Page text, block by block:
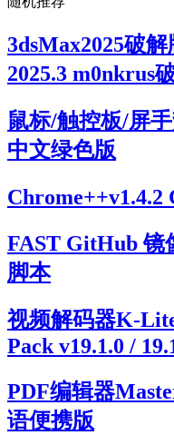
3dsMax2025破
2025.3 m0nkrus
鼠标/触控板/屏
中文绿色版
FAST GitHub 镜
脚本
视频解码器K-
Pack v19.1.0 /
PDF编辑器
语便携版